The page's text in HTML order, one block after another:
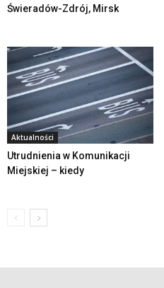
Świeradów-Zdrój, Mirsk
Aktualności
Utrudnienia w Komunikacji
Miejskiej – kiedy